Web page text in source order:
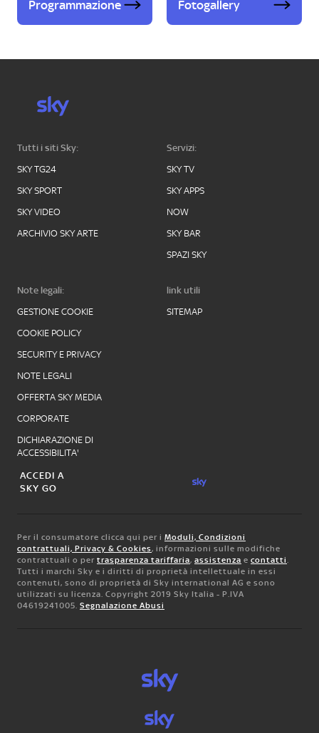
Programmazione Fotogallery
Tutti i siti Sky:
SKY TG24
SKY SPORT
SKY VIDEO
ARCHIVIO SKY ARTE
Servizi:
SKY TV
SKY APPS
NOW
SKY BAR
SPAZI SKY
Note legali:
GESTIONE COOKIE
COOKIE POLICY
SECURITY E PRIVACY
NOTE LEGALI
OFFERTA SKY MEDIA
CORPORATE
DICHIARAZIONE DI
ACCESSIBILITA'
link utili
SITEMAP
ACCEDI A
SKY GO
Per il consumatore clicca qui per i Moduli, Condizioni
contrattuali, Privacy & Cookies, informazioni sulle modifiche
contrattuali o per trasparenza tariffaria, assistenza e contatti.
Tutti i marchi Sky e i diritti di proprietà intellettuale in essi
contenuti, sono di proprietà di Sky international AG e sono
utilizzati su licenza. Copyright 2019 Sky Italia - P.IVA
04619241005. Segnalazione Abusi